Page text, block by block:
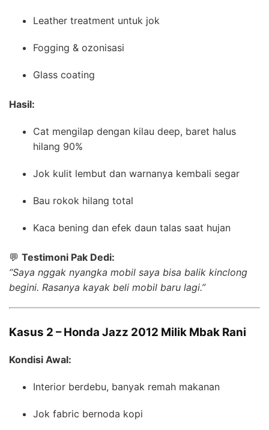
Leather treatment untuk jok
Fogging & ozonisasi
Glass coating
Hasil:
Cat mengilap dengan kilau deep, baret halus
hilang 90%
Jok kulit lembut dan warnanya kembali segar
Bau rokok hilang total
Kaca bening dan efek daun talas saat hujan
💬 Testimoni Pak Dedi:
“Saya nggak nyangka mobil saya bisa balik kinclong
begini. Rasanya kayak beli mobil baru lagi.”
Kasus 2 – Honda Jazz 2012 Milik Mbak Rani
Kondisi Awal:
Interior berdebu, banyak remah makanan
Jok fabric bernoda kopi